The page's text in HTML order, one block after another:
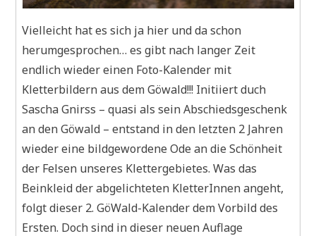
Vielleicht hat es sich ja hier und da schon
herumgesprochen… es gibt nach langer Zeit
endlich wieder einen Foto-Kalender mit
Kletterbildern aus dem Göwald!!! Initiiert duch
Sascha Gnirss – quasi als sein Abschiedsgeschenk
an den Göwald – entstand in den letzten 2 Jahren
wieder eine bildgewordene Ode an die Schönheit
der Felsen unseres Klettergebietes. Was das
Beinkleid der abgelichteten KletterInnen angeht,
folgt dieser 2. GöWald-Kalender dem Vorbild des
Ersten. Doch sind in dieser neuen Auflage